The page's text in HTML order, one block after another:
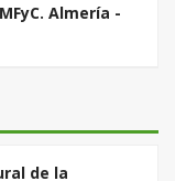
Almería -
de la